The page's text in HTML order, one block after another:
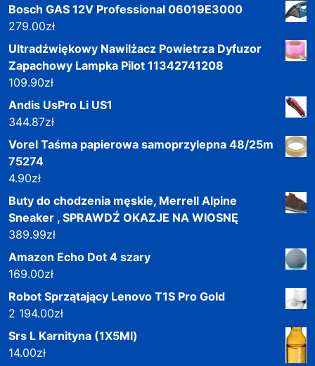
Bosch GAS 12V Professional 06019E3000
279.00zł
Ultradźwiękowy Nawilżacz Powietrza Dyfuzor
Zapachowy Lampka Pilot 11342741208
109.90zł
Andis UsPro Li US1
344.87zł
Vorel Taśma papierowa samoprzylepna 48/25m
75274
4.90zł
Buty do chodzenia męskie, Merrell Alpine
Sneaker , SPRAWDŹ OKAZJE NA WIOSNĘ
389.99zł
Amazon Echo Dot 4 szary
169.00zł
Robot Sprzątający Lenovo T1S Pro Gold
2 194.00zł
Srs L Karnityna (1X5Ml)
14.00zł